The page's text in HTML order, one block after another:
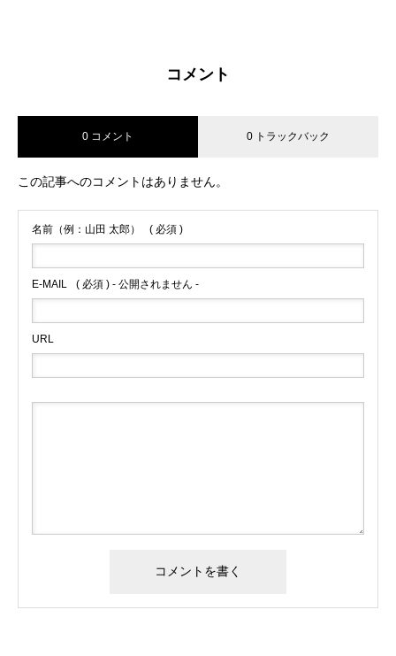
コメント
0 コメント 0 トラックバック
この記事へのコメントはありません。
名前（例：山田 太郎） ( 必須 )
E-MAIL ( 必須 ) - 公開されません -
URL